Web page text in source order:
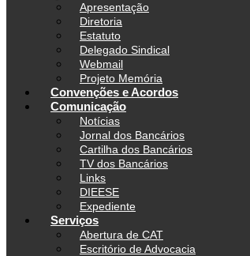
Apresentação
Diretoria
Estatuto
Delegado Sindical
Webmail
Projeto Memória
Convenções e Acordos
Comunicação
Notícias
Jornal dos Bancários
Cartilha dos Bancários
TV dos Bancários
Links
DIEESE
Expediente
Serviços
Abertura de CAT
Escritório de Advocacia